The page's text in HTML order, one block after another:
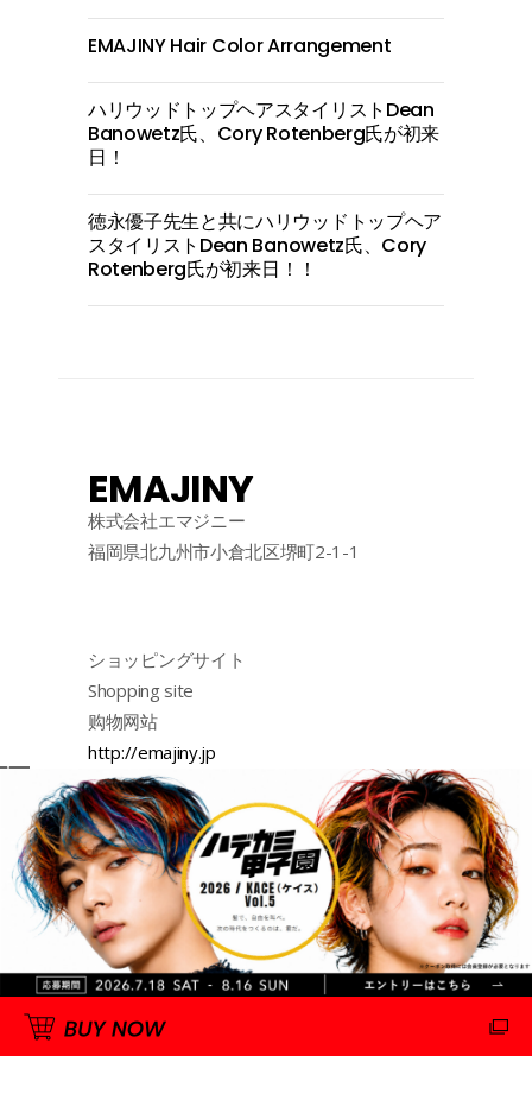
EMAJINY Hair Color Arrangement
ハリウッドトップヘアスタイリストDean
Banowetz氏、Cory Rotenberg氏が初来
日！
徳永優子先生と共にハリウッドトップヘア
スタイリストDean Banowetz氏、Cory
Rotenberg氏が初来日！！
EMAJINY
株式会社エマジニー
福岡県北九州市小倉北区堺町2-1-1
ショッピングサイト
Shopping site
购物网站
http://emajiny.jp